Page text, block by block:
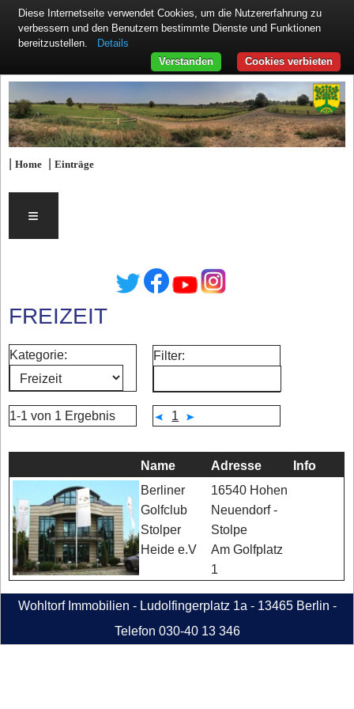
|Home |Einträge
≡
FREIZEIT
Kategorie: Filter:
1-1 von 1 Ergebnis 1
Name Adresse Info
Berliner
Golfclub
Stolper
Heide e.V
16540 Hohen
Neuendorf -
Stolpe
Am Golfplatz
1
Wohltorf Immobilien - Ludolfingerplatz 1a - 13465 Berlin -
Telefon 030-40 13 346
Diese Internetseite verwendet Cookies, um die Nutzererfahrung zu
verbessern und den Benutzern bestimmte Dienste und Funktionen
bereitzustellen.
Details
Cookies verbieten
Verstanden